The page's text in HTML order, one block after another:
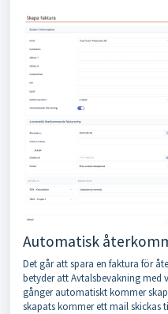
Automatisk
Det går att spara en faktura för
betyder att Avtalsbevakning
gånger automatiskt kommer
skapats kommer ett mail skickas